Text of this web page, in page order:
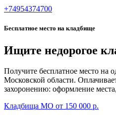
+74954374700
Бесплатное место на кладбище
Ищите недорогое
Получите бесплатное место на
Московской области.
захоронению: оформление
Кладбища МО от 150 000 р.